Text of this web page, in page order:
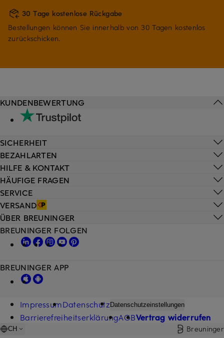
30 Tage kostenlose Rückgabe
Bestellungen können Sie innerhalb von 30 Tagen kostenlos
zurückschicken.
HILFE & KONTAKT
HÄUFIGE FRAGEN
SERVICE
VERSAND
KUNDENBEWERTUNG
SICHERHEIT
BEZAHLARTEN
ÜBER BREUNINGER
BREUNINGER FOLGEN
BREUNINGER APP
ImpressumDatenschutz Datenschutzeinstellungen
BarrierefreiheitserklärungAGBVertrag widerrufen
CH Breuninger